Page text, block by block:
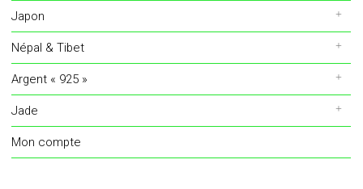
Japon
Népal & Tibet
Argent « 925 »
Jade
Mon compte